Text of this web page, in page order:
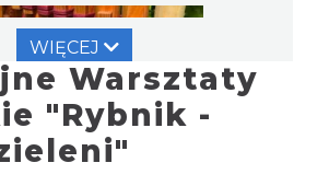
WIĘCEJ
Warsztaty
"Rybnik -